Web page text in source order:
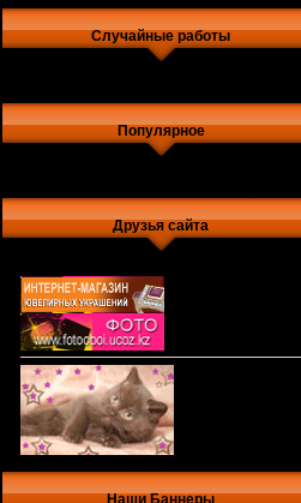
Случайные работы
Популярное
Друзья сайта
Наши Баннеры